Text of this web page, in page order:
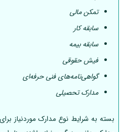
تمکن مالی
سابقه کار
سابقه بیمه
فیش حقوقی
گواهی‌نامه‌های فنی حرفه‌ای
مدارک تحصیلی
بسته به شرایط نوع مدارک موردنیاز